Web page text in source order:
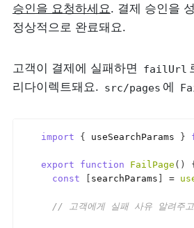
승인을 요청하세요. 결제 승인을
정상적으로 완료돼요.
고객이 결제에 실패하면 failUrl
리다이렉트돼요. src/pages 에
import { useSearchParams }
export function FailPage ( )
{
const
searchParams =
// 고객에게 실패 사유 알려주